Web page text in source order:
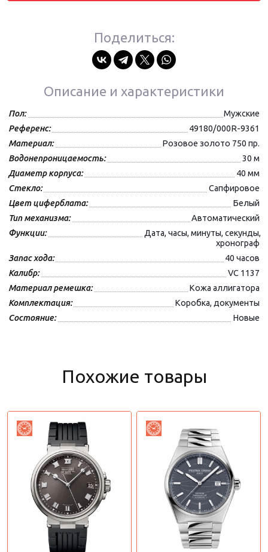
Поделиться:
Описание и характеристики
Пол:
Мужские
Референс:
49180/000R-9361
Материал:
Розовое золото 750 пр.
Водонепроницаемость:
30 м
Диаметр корпуса:
40 мм
Стекло:
Сапфировое
Цвет циферблата:
Белый
Тип механизма:
Автоматический
Функции:
Дата, часы, минуты, секунды,
хронограф
Запас хода:
40 часов
Калибр:
VC 1137
Материал ремешка:
Кожа аллигатора
Комплектация:
Коробка, документы
Состояние:
Новые
Похожие товары